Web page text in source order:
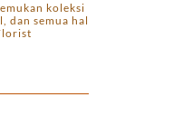
koleksi
dan semua hal